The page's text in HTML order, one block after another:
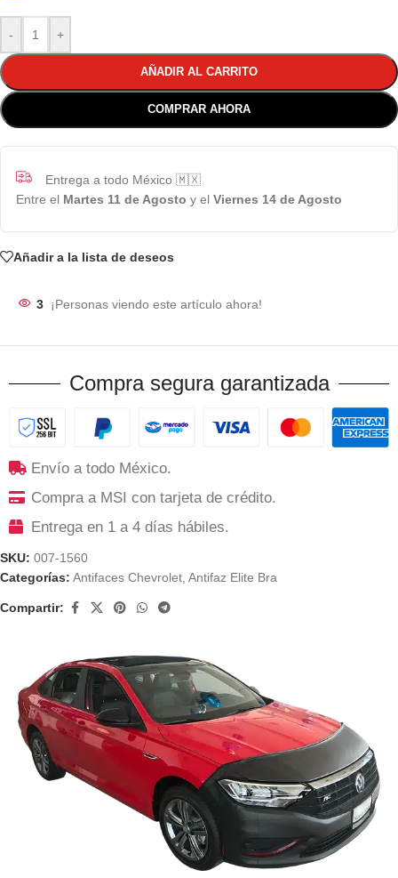
- +
AÑADIR AL CARRITO
COMPRAR AHORA
Entrega a todo México 🇲🇽
Entre el Martes 11 de Agosto y el Viernes 14 de Agosto
Añadir a la lista de deseos
3 ¡Personas viendo este artículo ahora!
Compra segura garantizada
Envío a todo México.
Compra a MSI con tarjeta de crédito.
Entrega en 1 a 4 días hábiles.
SKU: 007-1560
Categorías: Antifaces Chevrolet Antifaz Elite Bra
Compartir: